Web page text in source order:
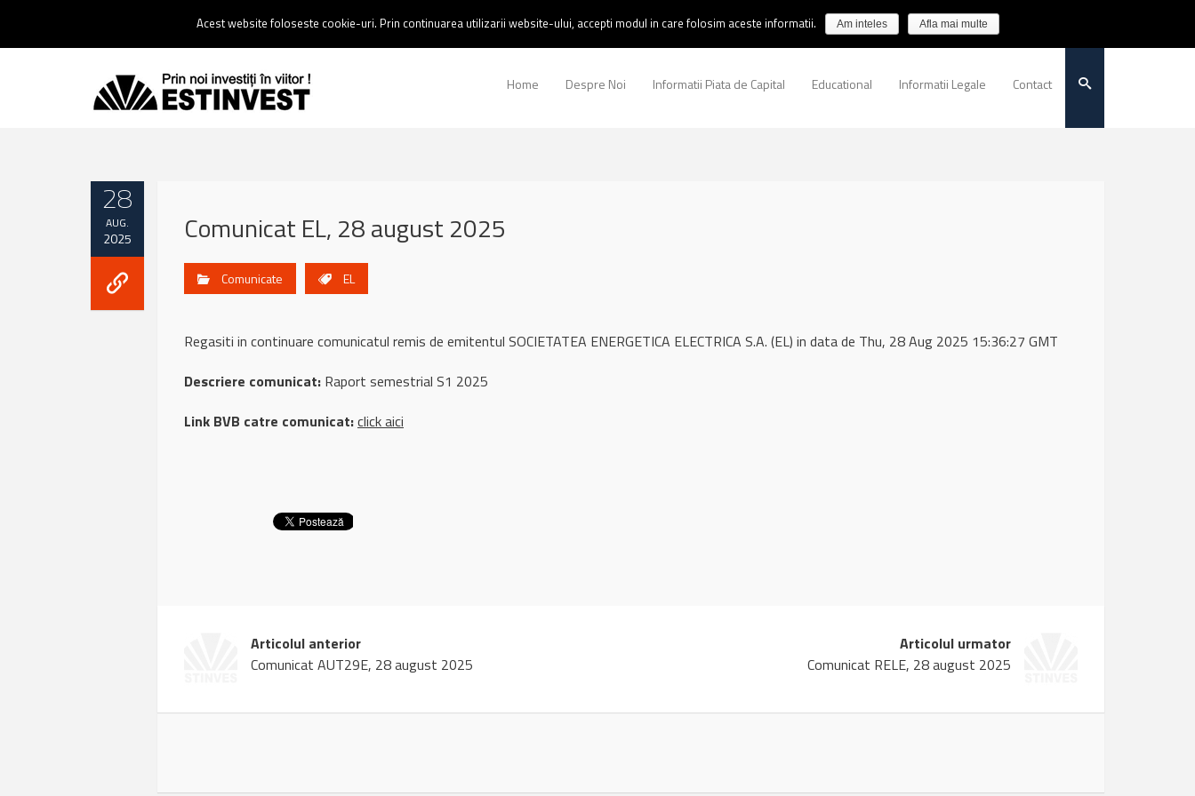
0237 238 900 |Email :contact@estinvest.ro
Home Despre Noi Informatii Piata de Capital Educational Informatii Legale Contact
28
AUG.
2025 Comunicat EL, 28 august 2025
Comunicate EL
Regasiti in continuare comunicatul remis de emitentul SOCIETATEA ENERGETICA ELECTRICA S.A. (EL) in data de Thu, 28 Aug 2025 15:36:27 GMT
Descriere comunicat: Raport semestrial S1 2025
Link BVB catre comunicat:click aici
Articolul anterior
Comunicat AUT29E, 28 august 2025
Articolul urmator
Comunicat RELE, 28 august 2025
Acest website foloseste cookie-uri. Prin continuarea utilizarii website-ului, accepti modul in care folosim aceste informatii. Am inteles Afla mai multe